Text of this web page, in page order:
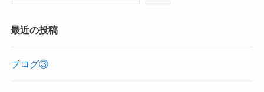
最近の投稿
ブログ③